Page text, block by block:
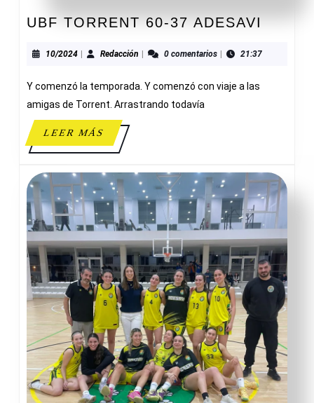
UBF TORRENT 60-37 ADESAVI
60-
10/202410/2024Redacción Redacción0 comentarios 21:37
Y comenzó la temporada. Y comenzó con viaje a las
amigas de Torrent. Arrastrando todavía
LEER MÁSLEER
MÁS